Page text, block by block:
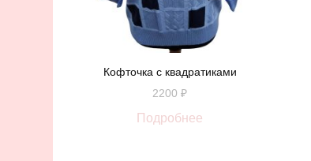
Кофточка с квадратиками
2200₽
Подробнее